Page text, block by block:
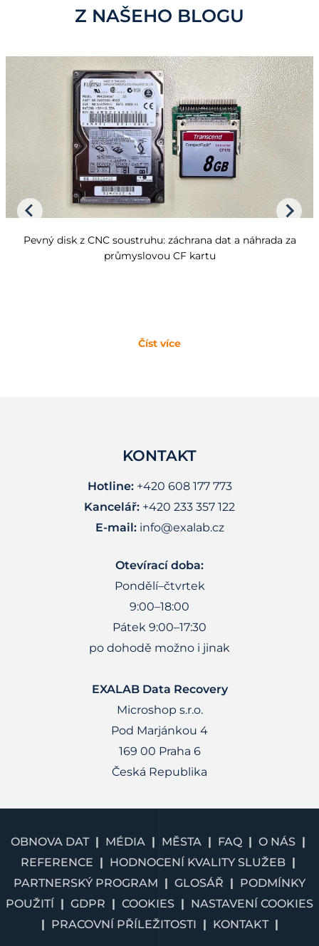
Z NAŠEHO BLOGU
Pevný disk z CNC soustruhu: záchrana dat a náhrada za
průmyslovou CF kartu
Číst více
KONTAKT
Hotline:+420 608 177 773
Kancelář: +420 233 357 122
E-mail: info@exalab.cz
Otevírací doba:
Pondělí–čtvrtek
9:00–18:00
Pátek 9:00–17:30
po dohodě možno i jinak
EXALAB Data Recovery
Microshop s.r.o.
Pod Marjánkou 4
169 00 Praha 6
Česká Republika
OBNOVA DAT MÉDIA MĚSTA FAQ
O NÁS
REFERENCE
HODNOCENÍ KVALITY SLUŽEB
PARTNERSKÝ PROGRAM
GLOSÁŘ
PODMÍNKY
POUŽITÍ
GDPR COOKIES
NASTAVENÍ COOKIES
PRACOVNÍ PŘÍLEŽITOSTI
KONTAKT